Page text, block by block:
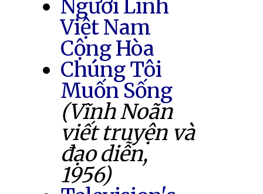
Người Lính
Việt Nam
Cộng Hòa
Chúng Tôi
Muốn Sống
(Vĩnh Noãn
viết truyện và
đạo diễn,
1956)